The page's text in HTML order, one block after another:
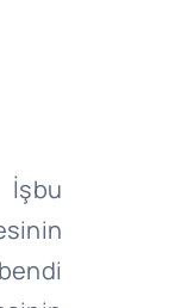
İşbu